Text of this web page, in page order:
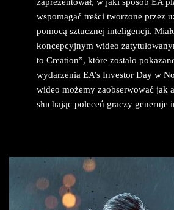
wspomagać treści tworzone przez
pomocą sztucznej inteligencji.
koncepcyjnym wideo
to Creation”, które zostało
wydarzenia EA’s Investor Day w
wideo możemy zaobserwować jak
słuchając poleceń graczy